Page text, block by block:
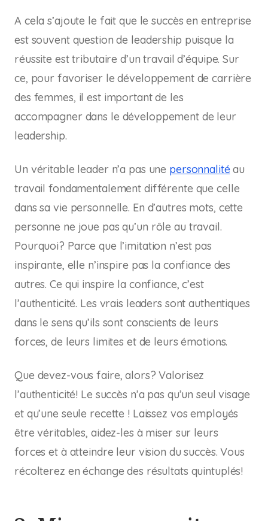
A cela s’ajoute le fait que le succès en entreprise
est souvent question de leadership puisque la
réussite est tributaire d’un travail d’équipe. Sur
ce, pour favoriser le développement de carrière
des femmes, il est important de les
accompagner dans le développement de leur
leadership.
Un véritable leader n’a pas une personnalitéau
travail fondamentalement différente que celle
dans sa vie personnelle. En d’autres mots, cette
personne ne joue pas qu’un rôle au travail.
Pourquoi? Parce que l’imitation n’est pas
inspirante, elle n’inspire pas la confiance des
autres. Ce qui inspire la confiance, c’est
l’authenticité. Les vrais leaders sont authentiques
dans le sens qu’ils sont conscients de leurs
forces, de leurs limites et de leurs émotions.
Que devez-vous faire, alors? Valorisez
l’authenticité! Le succès n’a pas qu’un seul visage
et qu’une seule recette ! Laissez vos employés
être véritables, aidez-les à miser sur leurs
forces et à atteindre leur vision du succès. Vous
récolterez en échange des résultats quintuplés!